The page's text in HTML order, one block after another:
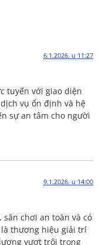
6.1.2026. u 11:27
tuyến với giao diện
vụ ổn định và hệ
sự an tâm cho người
9.1.2026. u 14:00
chơi an toàn và có
là thương hiệu giải trí
vượt trội trong